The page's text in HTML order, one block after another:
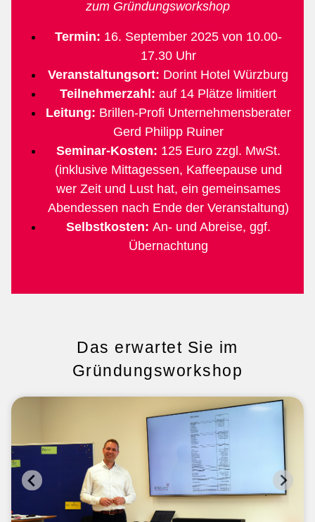
zum Gründungsworkshop
Termin: 16. September 2025 von 10.00-
17.30 Uhr
Veranstaltungsort: Dorint Hotel Würzburg
Teilnehmerzahl: auf 14 Plätze limitiert
Leitung: Brillen-Profi Unternehmensberater
Gerd Philipp Ruiner
Seminar-Kosten: 125 Euro zzgl. MwSt.
(inklusive Mittagessen, Kaffeepause und
wer Zeit und Lust hat, ein gemeinsames
Abendessen nach Ende der Veranstaltung)
Selbstkosten: An- und Abreise, ggf.
Übernachtung
Das erwartet Sie im
Gründungsworkshop